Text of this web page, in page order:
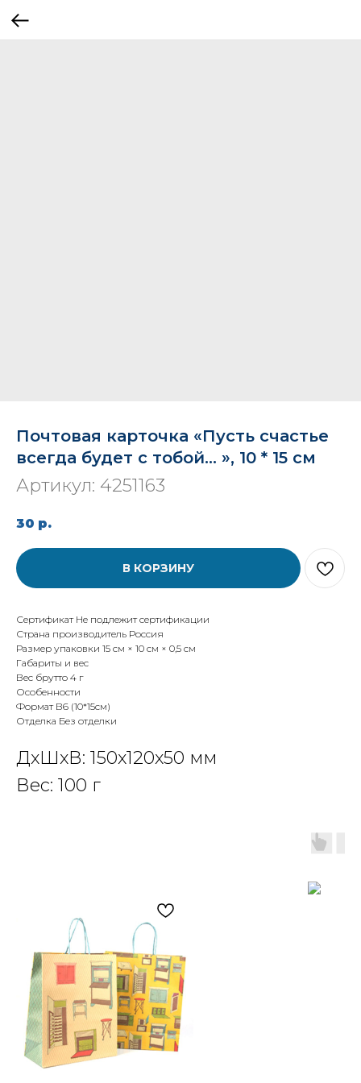
Почтовая карточка «Пусть счастье
всегда будет с тобой... », 10 * 15 см
Артикул: 4251163
30 р.
В КОРЗИНУ
Сертификат Не подлежит сертификации
Страна производитель Россия
Размер упаковки 15 см × 10 см × 0,5 см
Габариты и вес
Вес брутто 4 г
Особенности
Формат В6 (10*15см)
Отделка Без отделки
ДxШxВ: 150x120x50 мм
Вес: 100 г